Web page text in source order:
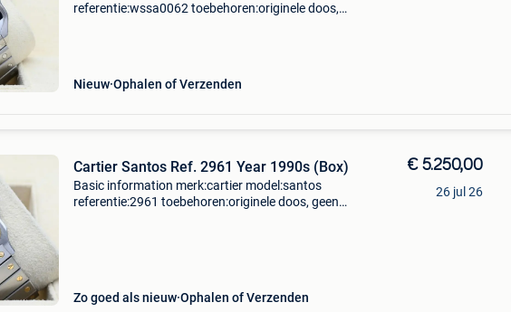
referentie:wssa0062 toebehoren:originele doos,
Nieuw Ophalen of Verzenden
Cartier Santos Ref. 2961 Year 1990s (Box)
Basic information merk:cartier model:santos
referentie:2961 toebehoren:originele doos, geen
Zo goed als nieuw Ophalen of Verzenden
€ 5.250,00
26 jul 26